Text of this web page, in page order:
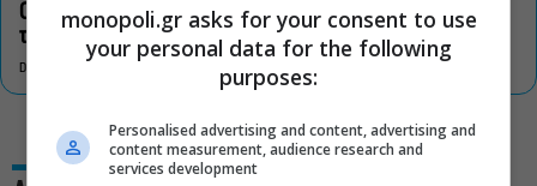
Οι «Τρωάδες» στην Επίδαυρο αλλάζουν την αντίληψη για
τον πολιτισμό
DON'T MISS
monopoli.gr asks for your consent to use
your personal data for the following
purposes:
Personalised advertising and content, advertising and
content measurement, audience research and
services development